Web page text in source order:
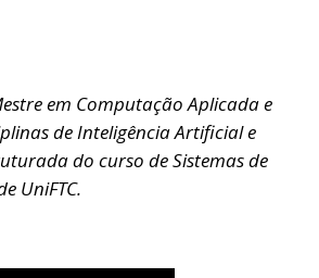
em Computação Aplicada e
de Inteligência Artificial e
do curso de Sistemas de
UniFTC.